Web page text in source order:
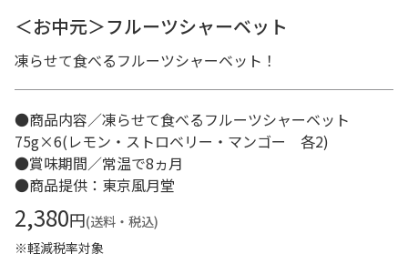
＜お中元＞フルーツシャーベット
凍らせて食べるフルーツシャーベット！
●商品内容／凍らせて食べるフルーツシャーベット
75g×6(レモン・ストロベリー・マンゴー 各2)
●賞味期間／常温で8ヵ月
●商品提供：東京風月堂
2,380円(送料・税込)
※軽減税率対象